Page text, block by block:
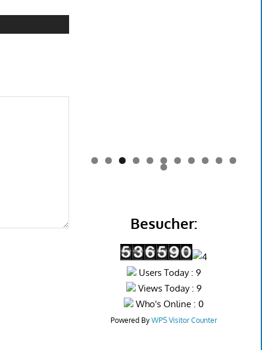
0 1
2
Besucher:
Users Today : 9
Views Today : 9
Who's Online : 0
Powered ByWPS Visitor Counter